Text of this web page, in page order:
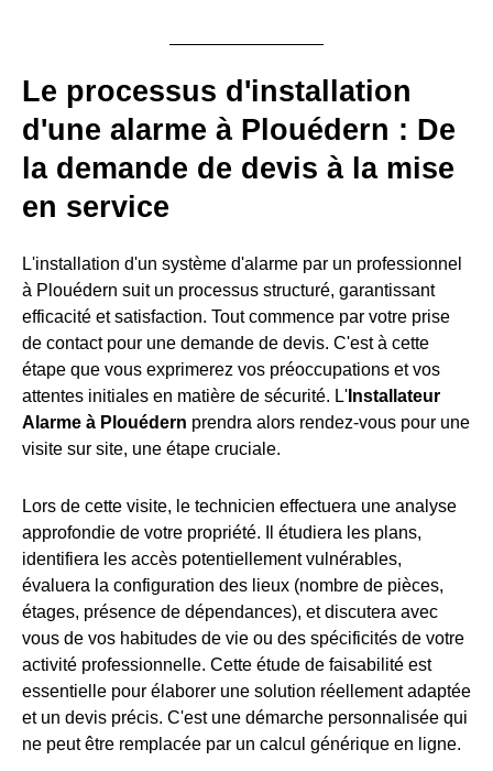
Le processus d'installation
d'une alarme à Plouédern : De
la demande de devis à la mise
en service
L'installation d'un système d'alarme par un professionnel
à Plouédern suit un processus structuré, garantissant
efficacité et satisfaction. Tout commence par votre prise
de contact pour une demande de devis. C'est à cette
étape que vous exprimerez vos préoccupations et vos
attentes initiales en matière de sécurité. L' Installateur
Alarme à Plouédern prendra alors rendez-vous pour une
visite sur site, une étape cruciale.
Lors de cette visite, le technicien effectuera une analyse
approfondie de votre propriété. Il étudiera les plans,
identifiera les accès potentiellement vulnérables,
évaluera la configuration des lieux (nombre de pièces,
étages, présence de dépendances), et discutera avec
vous de vos habitudes de vie ou des spécificités de votre
activité professionnelle. Cette étude de faisabilité est
essentielle pour élaborer une solution réellement adaptée
et un devis précis. C'est une démarche personnalisée qui
ne peut être remplacée par un calcul générique en ligne.